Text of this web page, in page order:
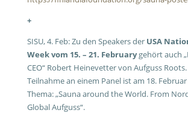
+
SISU, 4. Feb: Zu den Speakers der USA
Week vom 15. – 21. Februarygehört auch
CEO“ Robert Heinevetter von Aufguss Roots.
Teilnahme an einem Panel ist am 18.
Thema: „Sauna around the World. From
Global Aufguss“.